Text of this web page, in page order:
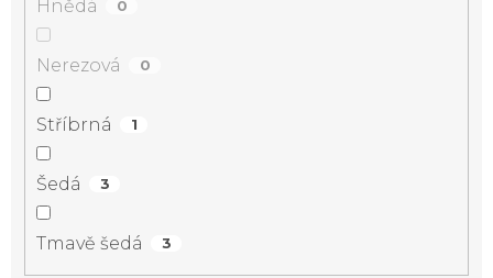
Hnědá 0
Nerezová 0
Stříbrná 1
Šedá 3
Tmavě šedá 3